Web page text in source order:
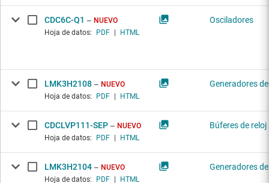
CDC6C-Q1
NUEVO
Hoja de datos:
PDF HTML
Osciladores
LMK3H2108
NUEVO
Hoja de datos:
PDF HTML
Generadores
CDCLVP111-SEP
NUEVO
Hoja de datos:
PDF HTML
Búferes de reloj
LMK3H2104
NUEVO
Hoja de datos:
PDF HTML
Generadores